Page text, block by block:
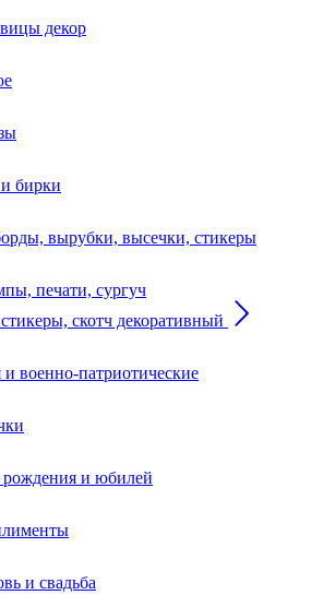
декор
бирки
вырубки, высечки, стикеры
печати, сургуч
скотч декоративный
и военно-патриотические
рождения и юбилей
и свадьба